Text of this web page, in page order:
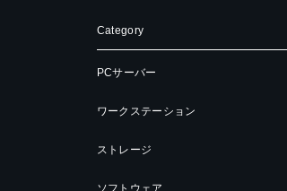
Category
PCサーバー
ワークステーション
ストレージ
ソフトウェア